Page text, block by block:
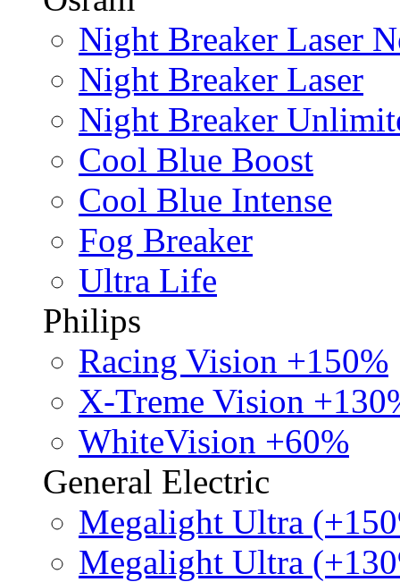
Night Breaker Laser
Night Breaker Laser
Night Breaker
Cool Blue Boost
Cool Blue Intense
Fog Breaker
Ultra Life
Philips
Racing Vision +150%
X-Treme Vision
WhiteVision +60%
General Electric
Megalight Ultra
Megalight Ultra